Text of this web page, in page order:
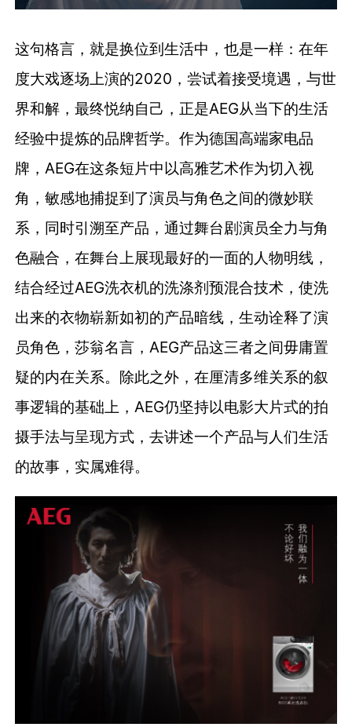
这句格言，就是换位到生活中，也是一样：在年
度大戏逐场上演的2020，尝试着接受境遇，与世
界和解，最终悦纳自己，正是AEG从当下的生活
经验中提炼的品牌哲学。作为德国高端家电品
牌，AEG在这条短片中以高雅艺术作为切入视
角，敏感地捕捉到了演员与角色之间的微妙联
系，同时引溯至产品，通过舞台剧演员全力与角
色融合，在舞台上展现最好的一面的人物明线，
结合经过AEG洗衣机的洗涤剂预混合技术，使洗
出来的衣物崭新如初的产品暗线，生动诠释了演
员角色，莎翁名言，AEG产品这三者之间毋庸置
疑的内在关系。除此之外，在厘清多维关系的叙
事逻辑的基础上，AEG仍坚持以电影大片式的拍
摄手法与呈现方式，去讲述一个产品与人们生活
的故事，实属难得。